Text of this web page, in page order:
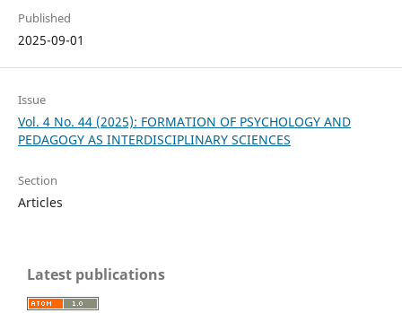
Published
2025-09-01
Issue
Vol. 4 No. 44 (2025): FORMATION OF PSYCHOLOGY AND
PEDAGOGY AS INTERDISCIPLINARY SCIENCES
Section
Articles
Latest publications